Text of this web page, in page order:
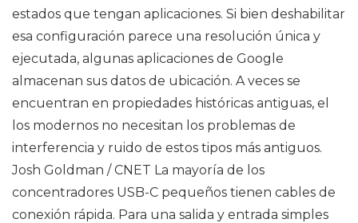
estados que tengan aplicaciones. Si bien deshabilitar
esa configuración parece una resolución única y
ejecutada, algunas aplicaciones de Google
almacenan sus datos de ubicación. A veces se
encuentran en propiedades históricas antiguas, el
los modernos no necesitan los problemas de
interferencia y ruido de estos tipos más antiguos.
Josh Goldman / CNET La mayoría de los
concentradores USB-C pequeños tienen cables de
conexión rápida. Para una salida y entrada simples